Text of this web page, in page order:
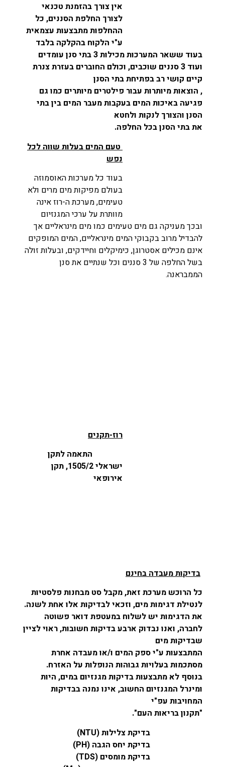
אין צורך בהזמנת טכנאי
לצורך החלפת הסננים, כל
ההחלפות מתבצעות עצמאית
ע"י הלקוח בהקלקה בלבד
בעוד ששאר המערכות מכילות 3 בתי סנן עומדים
ועוד 3 סננים שוכבים, וכולם החוברים בעזרת צנרת
קיים קושי רב בפתיחת בתי הסנן
, הוצאות מיותרות עבור פילטרים מיותרים כמו גם
פגיעה באיכות המים בעקבות מעבר המים בין בתי
הסנן והצורך לנקות ולחטא
את בתי הסנן בכל החלפה.
טעם המים בעלות שווה לכל
נפש
בעוד כל מערכות האוסמוזה
בעולם מפיקות מים מרים ולא
טעימים, מערכת ה-רוז אינה
מוותרת על ערכי המגנזיום
ובכך מעניקה גם מים טעימים כמו מים מינראליים אך
להבדיל מרוב בקבוקי המים מינראליים, המים המופקים
אינם מכילים אסטרוגן, כימיקלים וחיידקים, ובעלות זולה
בשל החלפה של 3 סננים וכל שנתיים את סנן
הממבראנה.
רוז-תקנים
התאמה לתקן
ישראלי 1505/2, תקן
אירופאי
בדיקות מעבדה בחינם
כל הרוכש מערכת זאת, מקבל סט מבחנות פלסטיות
לנטילת דגימות מים, וזכאי לבדיקות אלו אחת לשנה.
את הדגימות יש לשלוח במעטפת דואר פשוטה
לחברה, ואנו נבדוק ארבע בדיקות חשובות, ראוי לציין
שבדיקות מים
המתבצעות ע"י ספק המים ו/או מעבדה אחרת
מסתכמות בעלויות גבוהות הנופלות על האזרח.
בנוסף לא מתבצעות בדיקות מגנזיום במים, היות
ומינרל המגנזיום החשוב, אינו נמנה בבדיקות
המחויבות עפ"י
"תקנון בריאות העם".
בדיקת צלילות (NTU
)
בדיקת יחס הגבה (PH
)
בדיקת מומסים (TDS
)